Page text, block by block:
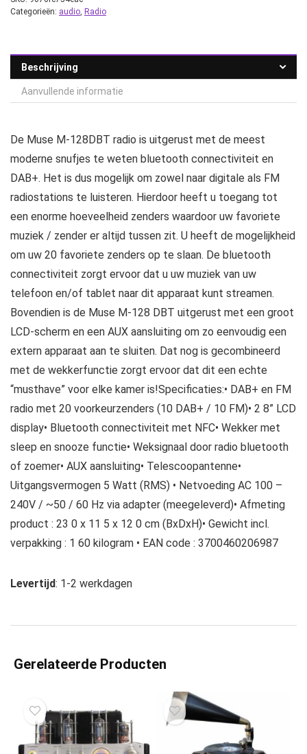
Categorieën: audio, Radio
Beschrijving
Aanvullende informatie
De Muse M-128DBT radio is uitgerust met de meest
moderne snufjes te weten bluetooth connectiviteit en
DAB+. Het is dus mogelijk om zowel naar digitale als FM
radiostations te luisteren. Hierdoor heeft u toegang tot
een enorme hoeveelheid zenders waardoor uw favoriete
muziek / zender er altijd tussen zit. U heeft de mogelijkheid
om uw 20 favoriete zenders op te slaan. De bluetooth
connectiviteit zorgt ervoor dat u uw muziek van uw
telefoon en/of tablet naar dit apparaat kunt streamen.
Bovendien is de Muse M-128 DBT uitgerust met een groot
LCD-scherm en een AUX aansluiting om zo eenvoudig een
extern apparaat aan te sluiten. Dat nog is gecombineerd
met de wekkerfunctie zorgt ervoor dat dit een echte
“musthave” voor elke kamer is!Specificaties:• DAB+ en FM
radio met 20 voorkeurzenders (10 DAB+ / 10 FM)• 2 8” LCD
display• Bluetooth connectiviteit met NFC• Wekker met
sleep en snooze functie• Weksignaal door radio bluetooth
of zoemer• AUX aansluiting• Telescoopantenne•
Uitgangsvermogen 5 Watt (RMS) • Netvoeding AC 100 –
240V / ~50 / 60 Hz via adapter (meegeleverd)• Afmeting
product : 23 0 x 11 5 x 12 0 cm (BxDxH)• Gewicht incl.
verpakking : 1 60 kilogram • EAN code : 3700460206987
Levertijd: 1-2 werkdagen
Gerelateerde Producten